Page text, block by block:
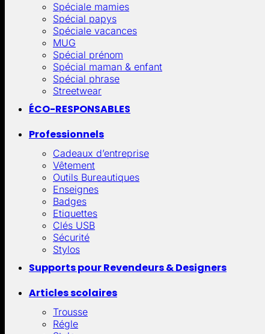
Spéciale mamies
Spécial papys
Spéciale vacances
MUG
Spécial prénom
Spécial maman & enfant
Spécial phrase
Streetwear
ÉCO-RESPONSABLES
Professionnels
Cadeaux d’entreprise
Vêtement
Outils Bureautiques
Enseignes
Badges
Etiquettes
Clés USB
Sécurité
Stylos
Supports pour Revendeurs & Designers
Articles scolaires
Trousse
Régle